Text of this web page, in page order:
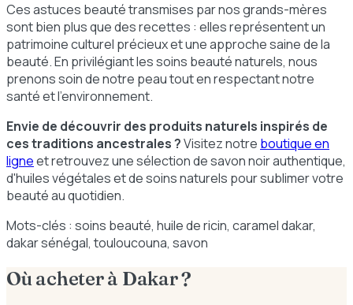
Ces astuces beauté transmises par nos grands-mères
sont bien plus que des recettes : elles représentent un
patrimoine culturel précieux et une approche saine de la
beauté. En privilégiant les soins beauté naturels, nous
prenons soin de notre peau tout en respectant notre
santé et l'environnement.
Envie de découvrir des produits naturels inspirés de
ces traditions ancestrales ?Visitez notre boutique en
ligneet retrouvez une sélection de savon noir authentique,
d'huiles végétales et de soins naturels pour sublimer votre
beauté au quotidien.
Mots-clés : soins beauté, huile de ricin, caramel dakar,
dakar sénégal, touloucouna, savon
Où acheter à Dakar ?